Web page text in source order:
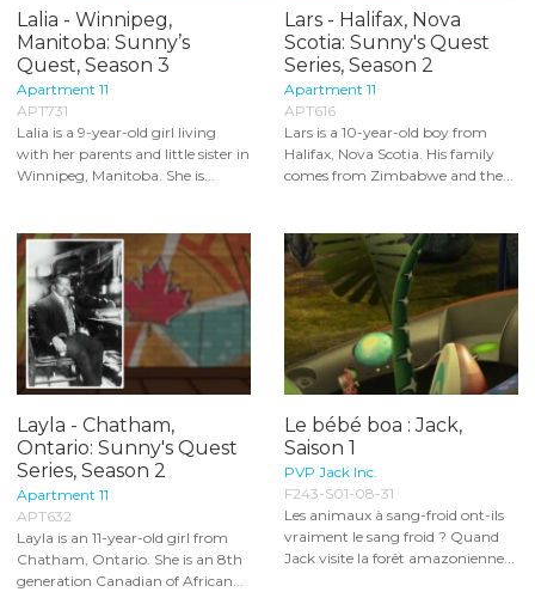
Lalia - Winnipeg,
Manitoba: Sunny’s
Quest, Season 3
Apartment 11
APT731
Lalia is a 9-year-old girl living
with her parents and little sister in
Winnipeg, Manitoba. She is...
Lars - Halifax, Nova
Scotia: Sunny's Quest
Series, Season 2
Apartment 11
APT616
Lars is a 10-year-old boy from
Halifax, Nova Scotia. His family
comes from Zimbabwe and the...
Layla - Chatham,
Ontario: Sunny's Quest
Series, Season 2
Apartment 11
APT632
Layla is an 11-year-old girl from
Chatham, Ontario. She is an 8th
generation Canadian of African...
Le bébé boa : Jack,
Saison 1
PVP Jack Inc.
F243-S01-08-31
Les animaux à sang-froid ont-ils
vraiment le sang froid ? Quand
Jack visite la forêt amazonienne...